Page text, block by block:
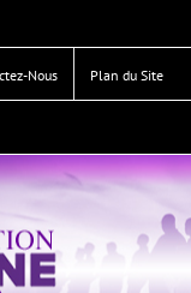
Nous Plan du Site